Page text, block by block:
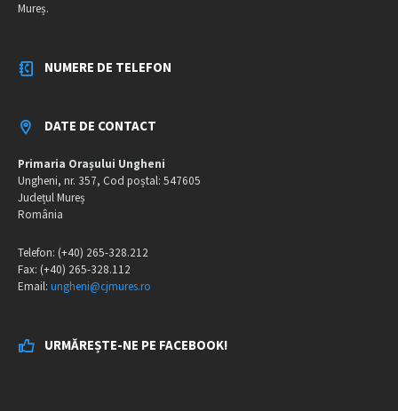
Mureș.
NUMERE DE TELEFON
DATE DE CONTACT
Primaria Orașului Ungheni
Ungheni, nr. 357, Cod poștal: 547605
Județul Mureș
România
Telefon: (+40) 265-328.212
Fax: (+40) 265-328.112
Email: ungheni@cjmures.ro
URMĂREȘTE-NE PE FACEBOOK!